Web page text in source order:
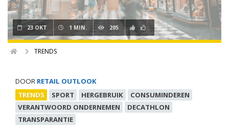
23 OKT 1 MIN. 205
TRENDS
DOOR RETAIL OUTLOOK
TRENDS
SPORT HERGEBRUIK
CONSUMINDEREN
VERANTWOORD ONDERNEMEN
DECATHLON
TRANSPARANTIE